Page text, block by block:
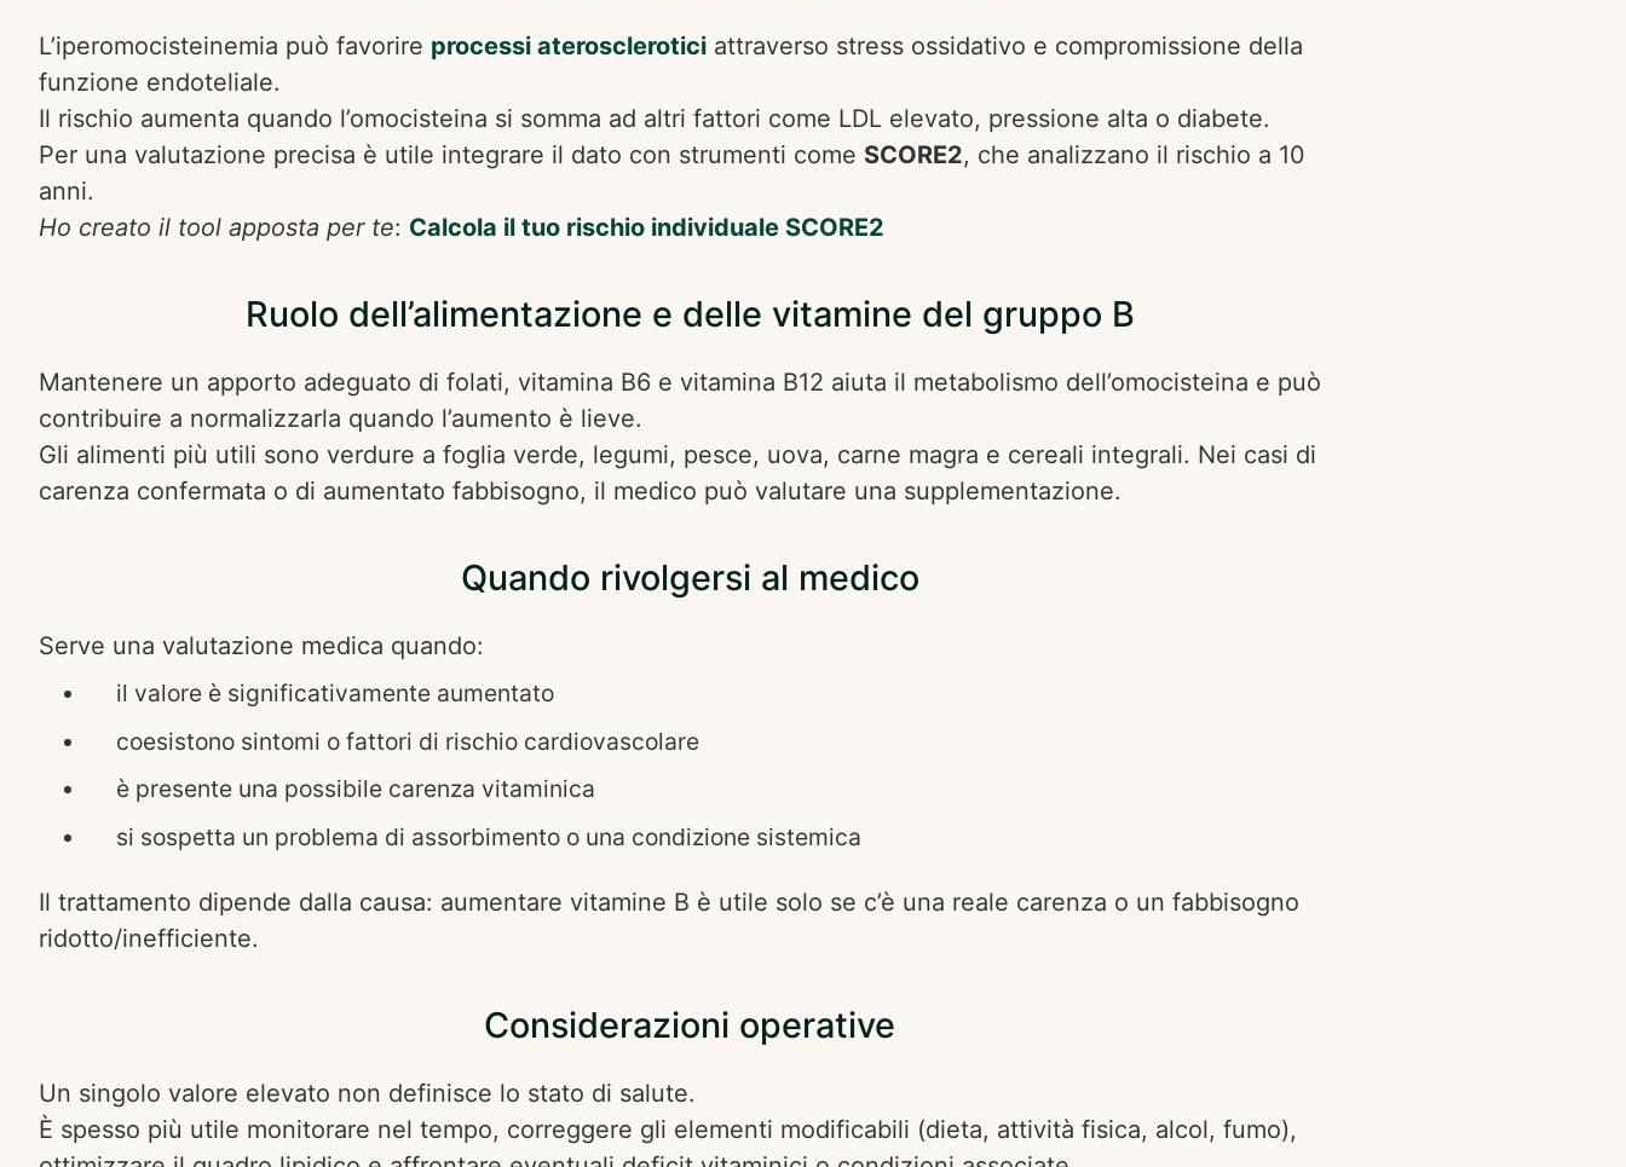
L’iperomocisteinemia può favorire processi aterosclerotici attraverso stress ossidativo e compromissione della
funzione endoteliale.
Il rischio aumenta quando l’omocisteina si somma ad altri fattori come LDL elevato, pressione alta o diabete.
Per una valutazione precisa è utile integrare il dato con strumenti come SCORE2, che analizzano il rischio a 10
anni.
Ho creato il tool apposta per te: Calcola il tuo rischio individuale SCORE2
Ruolo dell’alimentazione e delle vitamine del gruppo B
Mantenere un apporto adeguato di folati, vitamina B6 e vitamina B12 aiuta il metabolismo dell’omocisteina e può
contribuire a normalizzarla quando l’aumento è lieve.
Gli alimenti più utili sono verdure a foglia verde, legumi, pesce, uova, carne magra e cereali integrali. Nei casi di
carenza confermata o di aumentato fabbisogno, il medico può valutare una supplementazione.
Quando rivolgersi al medico
Serve una valutazione medica quando:
il valore è significativamente aumentato
coesistono sintomi o fattori di rischio cardiovascolare
è presente una possibile carenza vitaminica
si sospetta un problema di assorbimento o una condizione sistemica
Il trattamento dipende dalla causa: aumentare vitamine B è utile solo se c’è una reale carenza o un fabbisogno
ridotto/inefficiente.
Considerazioni operative
Un singolo valore elevato non definisce lo stato di salute.
È spesso più utile monitorare nel tempo, correggere gli elementi modificabili (dieta, attività fisica, alcol, fumo),